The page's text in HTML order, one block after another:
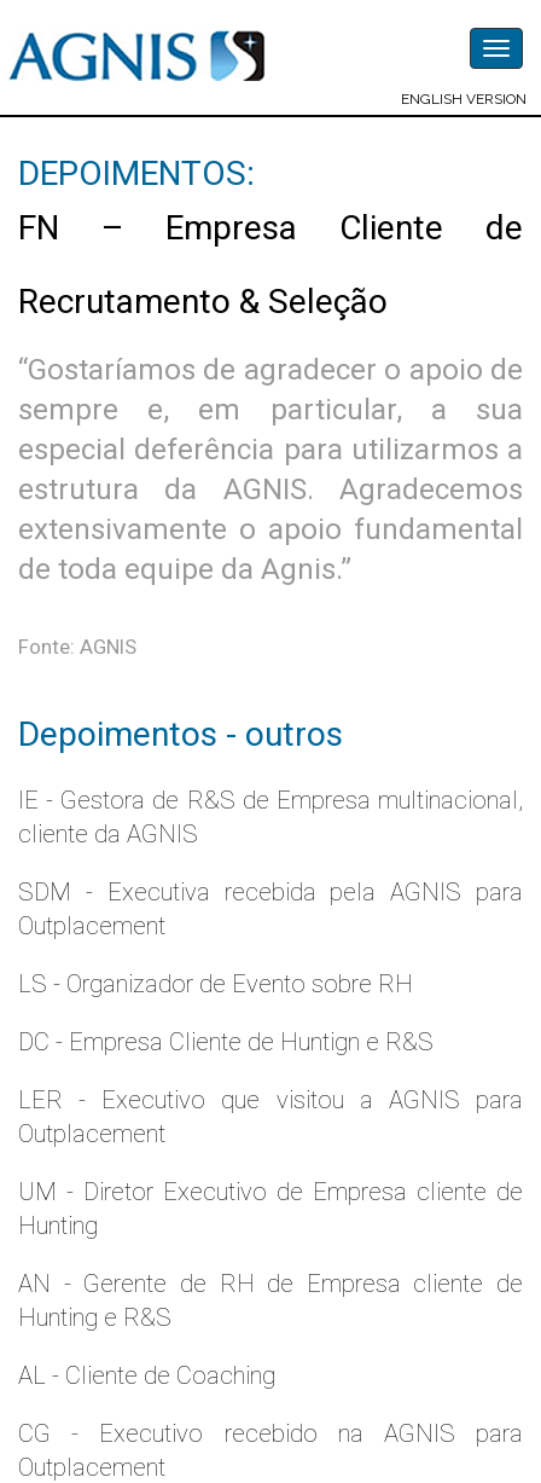
ENGLISH VERSION
DEPOIMENTOS:
FN – Empresa Cliente de
Recrutamento & Seleção
“Gostaríamos de agradecer o apoio de
sempre e, em particular, a sua
especial deferência para utilizarmos a
estrutura da AGNIS. Agradecemos
extensivamente o apoio fundamental
de toda equipe da Agnis.”
Fonte: AGNIS
Depoimentos - outros
IE - Gestora de R&S de Empresa multinacional,
cliente da AGNIS
SDM - Executiva recebida pela AGNIS para
Outplacement
LS - Organizador de Evento sobre RH
DC - Empresa Cliente de Huntign e R&S
LER - Executivo que visitou a AGNIS para
Outplacement
UM - Diretor Executivo de Empresa cliente de
Hunting
AN - Gerente de RH de Empresa cliente de
Hunting e R&S
AL - Cliente de Coaching
CG - Executivo recebido na AGNIS para
Outplacement